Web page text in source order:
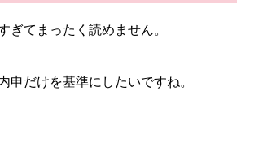
ぎてまったく読めません。
申だけを基準にしたいですね。